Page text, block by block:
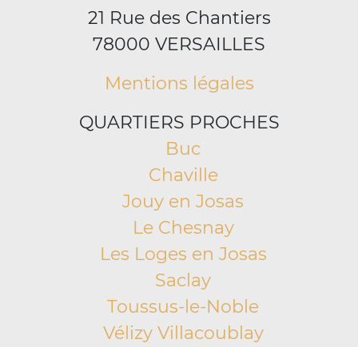
21 Rue des Chantiers
78000 VERSAILLES
Mentions légales
QUARTIERS PROCHES
Buc
Chaville
Jouy en Josas
Le Chesnay
Les Loges en Josas
Saclay
Toussus-le-Noble
Vélizy Villacoublay